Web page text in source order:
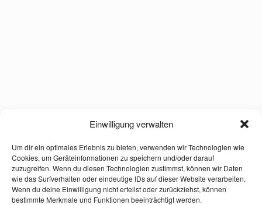
Einwilligung verwalten
Um dir ein optimales Erlebnis zu bieten, verwenden wir Technologien wie
Cookies, um Geräteinformationen zu speichern und/oder darauf
zuzugreifen. Wenn du diesen Technologien zustimmst, können wir Daten
wie das Surfverhalten oder eindeutige IDs auf dieser Website verarbeiten.
Wenn du deine Einwilligung nicht erteilst oder zurückziehst, können
bestimmte Merkmale und Funktionen beeinträchtigt werden.